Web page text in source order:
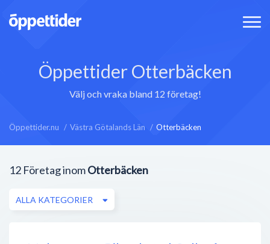
Öppettider Otterbäcken
Välj och vraka bland 12 företag!
Öppettider.nu Västra Götalands Län Otterbäcken
12 Företag inomOtterbäcken
ALLA KATEGORIER